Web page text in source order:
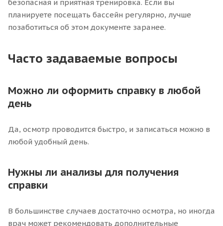
безопасная и приятная тренировка. Если вы
планируете посещать бассейн регулярно, лучше
позаботиться об этом документе заранее.
Часто задаваемые вопросы
Можно ли оформить справку в любой
день
Да, осмотр проводится быстро, и записаться можно в
любой удобный день.
Нужны ли анализы для получения
справки
В большинстве случаев достаточно осмотра, но иногда
врач может рекомендовать дополнительные